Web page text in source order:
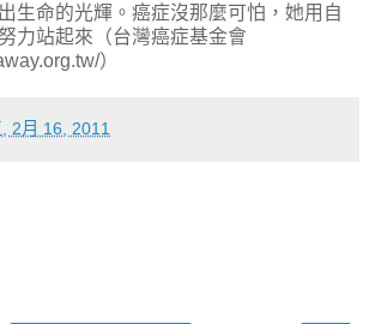
生命的光輝。癌症沒那麼可怕，她用自
力站起來（台灣癌症基金會
）
2月 16, 2011